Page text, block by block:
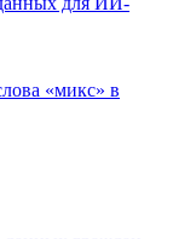
«микс» в